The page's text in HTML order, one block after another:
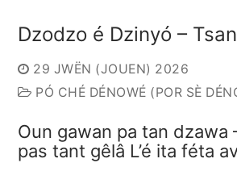
Dzodzo é Dzinyó –
29 JWËN (JOUEN) 2026
PÓ CHÉ DÉNOWÉ (POR SÈ
Oun gawan pa tan dzawa
pas tant gêlâ L’é ita féta